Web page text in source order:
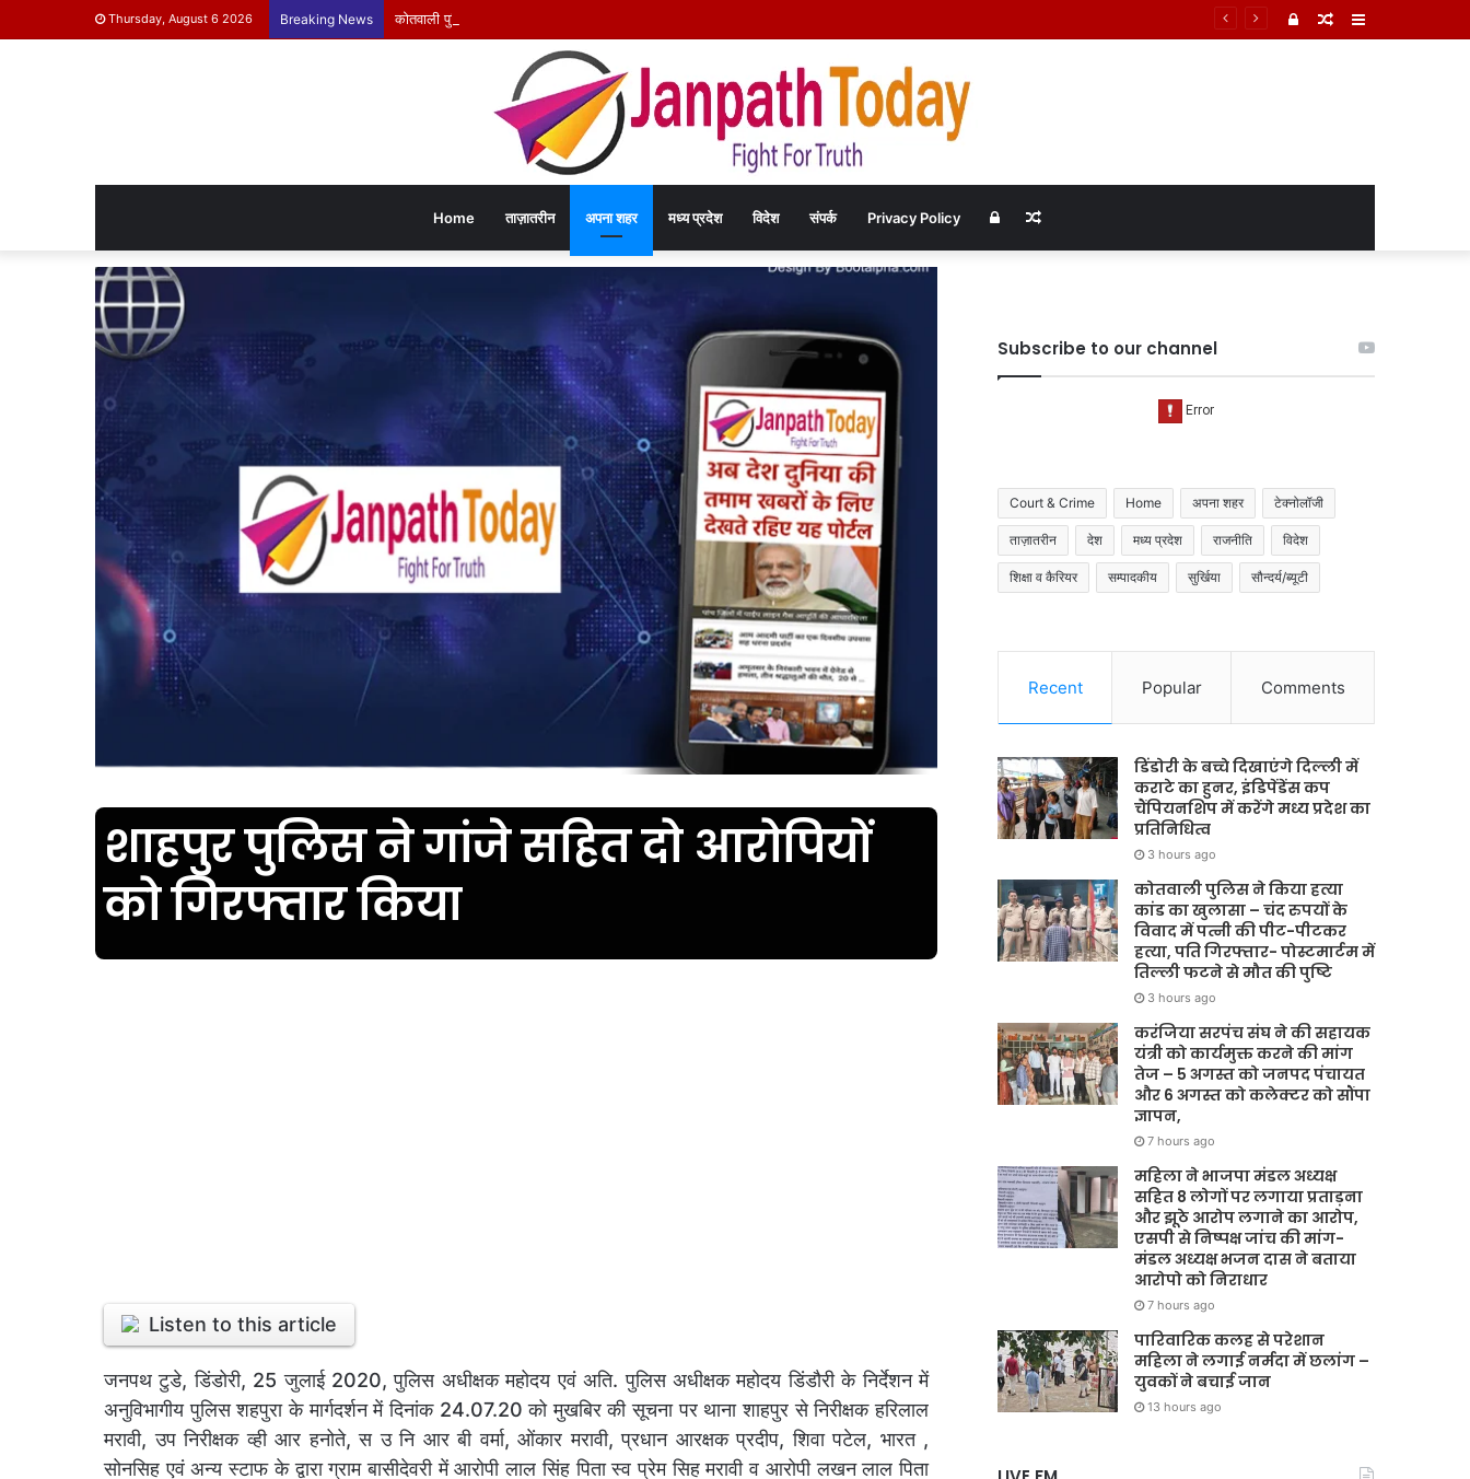
Thursday, August 6 2026 Breaking News कोतवाली पुलिस ने किया हत्या कांड का खुलासा – चंद रुपयों के विवाद में पत्नी की पीट-पीटकर हत्या, पति गिरफ्तार- पोस्टमार्टम में तिल्ली फटने से मौत की पुष्टि Random
Log
Home ताज़ातरीन अपना शहर मध्य प्रदेश विदेश संपर्क Privacy Policy Random
Log
शाहपुर पुलिस ने गांजे सहित दो आरोपियों
को गिरफ्तार किया
Listen to this article
जनपथ टुडे, डिंडोरी, 25 जुलाई 2020, पुलिस अधीक्षक महोदय एवं अति. पुलिस अधीक्षक महोदय डिंडौरी के निर्देशन में
अनुविभागीय पुलिस शहपुरा के मार्गदर्शन में दिनांक 24.07.20 को मुखबिर की सूचना पर थाना शाहपुर से निरीक्षक हरिलाल
मरावी, उप निरीक्षक व्ही आर हनोते, स उ नि आर बी वर्मा, ओंकार मरावी, प्रधान आरक्षक प्रदीप, शिवा पटेल, भारत ,
सोनसिह एवं अन्य स्टाफ के द्वारा ग्राम बासीदेवरी में आरोपी लाल सिंह पिता स्व प्रेम सिह मरावी व आरोपी लखन लाल पिता
Subscribe to our channel
Court & Crime Home अपना शहर टेक्नोलॉजी
ताज़ातरीन देश मध्य प्रदेश राजनीति विदेश
शिक्षा व कैरियर सम्पादकीय सुर्खिया सौन्दर्य/ब्यूटी
Recent Popular Comments
डिंडोरी के बच्चे दिखाएंगे दिल्ली में
कराटे का हुनर, इंडिपेंडेंस कप
चैंपियनशिप में करेंगे मध्य प्रदेश का
प्रतिनिधित्व
3 hours ago
कोतवाली पुलिस ने किया हत्या
कांड का खुलासा – चंद रुपयों के
विवाद में पत्नी की पीट-पीटकर
हत्या, पति गिरफ्तार- पोस्टमार्टम में
तिल्ली फटने से मौत की पुष्टि
3 hours ago
करंजिया सरपंच संघ ने की सहायक
यंत्री को कार्यमुक्त करने की मांग
तेज – 5 अगस्त को जनपद पंचायत
और 6 अगस्त को कलेक्टर को सौंपा
ज्ञापन,
7 hours ago
महिला ने भाजपा मंडल अध्यक्ष
सहित 8 लोगों पर लगाया प्रताड़ना
और झूठे आरोप लगाने का आरोप,
एसपी से निष्पक्ष जांच की मांग-
मंडल अध्यक्ष भजन दास ने बताया
आरोपो को निराधार
7 hours ago
पारिवारिक कलह से परेशान
महिला ने लगाई नर्मदा में छलांग –
युवकों ने बचाई जान
13 hours ago